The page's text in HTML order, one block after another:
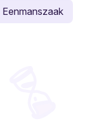
Eenmanszaak